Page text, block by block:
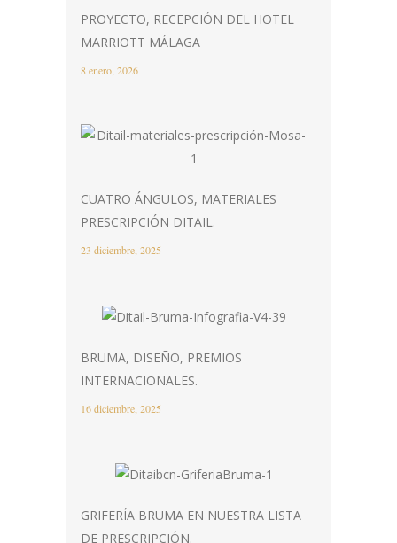
PROYECTO, RECEPCIÓN DEL HOTEL
MARRIOTT MÁLAGA
8 enero, 2026
CUATRO ÁNGULOS, MATERIALES
PRESCRIPCIÓN DITAIL.
23 diciembre, 2025
BRUMA, DISEÑO, PREMIOS
INTERNACIONALES.
16 diciembre, 2025
GRIFERÍA BRUMA EN NUESTRA LISTA
DE PRESCRIPCIÓN.